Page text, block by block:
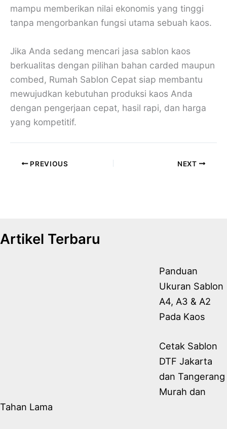
mampu memberikan nilai ekonomis yang tinggi
tanpa mengorbankan fungsi utama sebuah kaos.
Jika Anda sedang mencari jasa sablon kaos
berkualitas dengan pilihan bahan carded maupun
combed, Rumah Sablon Cepat siap membantu
mewujudkan kebutuhan produksi kaos Anda
dengan pengerjaan cepat, hasil rapi, dan harga
yang kompetitif.
PREVIOUS NEXT
Artikel Terbaru
Panduan
Ukuran Sablon
A4, A3 & A2
Pada Kaos
Cetak Sablon
DTF Jakarta
dan Tangerang
Murah dan
Tahan Lama